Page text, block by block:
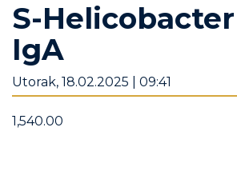
S-
IgA
Utorak, 18.02.2025 | 09:41
1,540.00